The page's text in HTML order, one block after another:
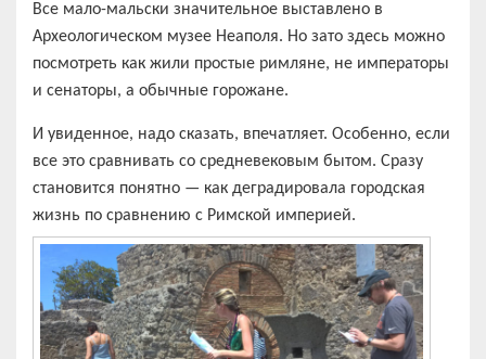
Все мало-мальски значительное выставлено в
Археологическом музее Неаполя. Но зато здесь можно
посмотреть как жили простые римляне, не императоры
и сенаторы, а обычные горожане.
И увиденное, надо сказать, впечатляет. Особенно, если
все это сравнивать со средневековым бытом. Сразу
становится понятно — как деградировала городская
жизнь по сравнению с Римской империей.